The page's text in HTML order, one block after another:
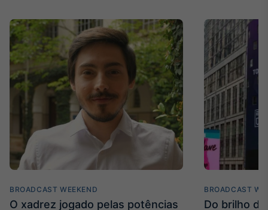
BROADCAST WEEKEND
O xadrez jogado pelas potências
BROADCAST
Do brilho